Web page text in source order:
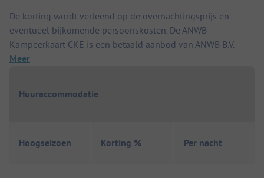
De korting wordt verleend op de overnachtingsprijs en
eventueel bijkomende persoonskosten. De ANWB
Kampeerkaart CKE is een betaald aanbod van ANWB B.V.
Meer
Huuraccommodatie
Hoogseizoen Korting % Per nacht